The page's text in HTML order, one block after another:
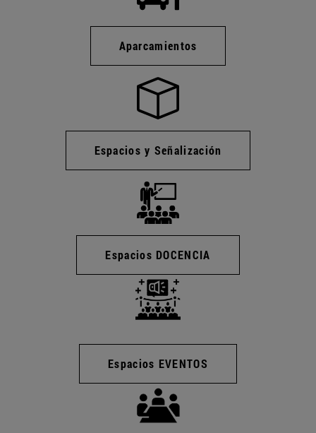
Aparcamientos
Espacios y Señalización
Espacios DOCENCIA
Espacios EVENTOS